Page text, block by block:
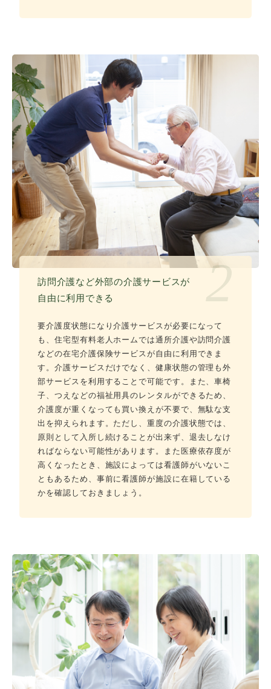
2
訪問介護など外部の介護サービスが
自由に利用できる
要介護度状態になり介護サービスが必要になって
も、住宅型有料老人ホームでは通所介護や訪問介護
などの在宅介護保険サービスが自由に利用できま
す。介護サービスだけでなく、健康状態の管理も外
部サービスを利用することで可能です。また、車椅
子、つえなどの福祉用具のレンタルができるため、
介護度が重くなっても買い換えが不要で、無駄な支
出を抑えられます。ただし、重度の介護状態では、
原則として入所し続けることが出来ず、退去しなけ
ればならない可能性があります。また医療依存度が
高くなったとき、施設によっては看護師がいないこ
ともあるため、事前に看護師が施設に在籍している
かを確認しておきましょう。